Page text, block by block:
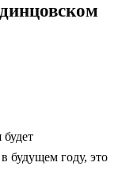
будущем году, это